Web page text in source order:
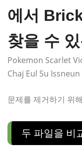
에서
찾을 수 있
Pokemon Scarlet
Chaj Eul Su
문제를 제거하기 위
두 파일을 비